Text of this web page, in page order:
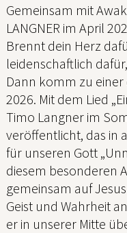
Gemeinsam mit
LANGNER im April
Brennt dein Herz
leidenschaftlich
Dann komm zu
2026. Mit dem Lied
Timo Langner im
veröffentlicht, das in
für unseren Gott
diesem besonderen
gemeinsam auf
Geist und Wahrheit
er in unserer Mitte